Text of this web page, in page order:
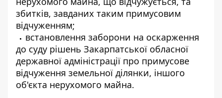
збитків, завданих таким примусовим
відчуженням;
встановлення заборони на оскарження
до суду рішень Закарпатської обласної
державної адміністрації про примусове
відчуження земельної ділянки, іншого
об'єкта нерухомого майна.